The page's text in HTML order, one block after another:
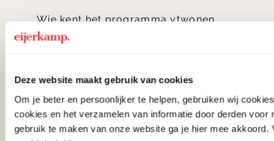
Deze website maakt gebruik van cookies
Om je beter en persoonlijker te helpen, gebruiken wij
cookies en het verzamelen van informatie door derden voor
gebruik te maken van onze website ga je hier mee akkoord.
Wie kent het programma vtwonen
'Weer verliefd op je huis' niet? We
slaap- en designcollecties
samengesteld met de mooiste
klassiekers en de nieuwste ontwerpen
in verrassende materialen en kleuren!